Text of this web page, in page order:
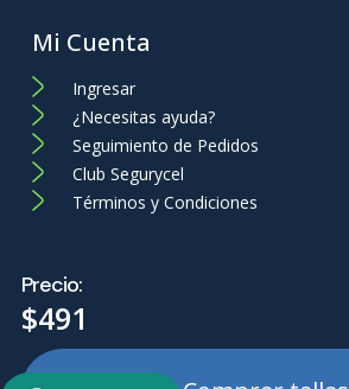
Precio:
$491
Mi Cuenta
Ingresar
¿Necesitas ayuda?
Seguimiento de Pedidos
Club Segurycel
Términos y Condiciones